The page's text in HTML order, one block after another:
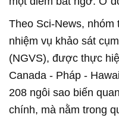
Theo Sci-News,
nhiệm vụ khảo sát
(NGVS), được thực
Canada - Pháp -
208 ngôi sao biến
chính, mà nằm trong